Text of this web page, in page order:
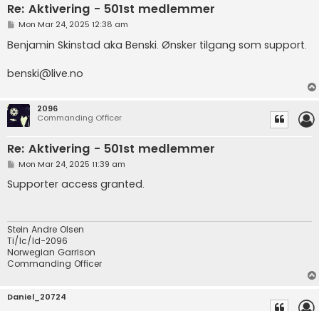
Re: Aktivering - 501st medlemmer
P
s
t
Mon Mar 24, 2025 12:38 am
Benjamin Skinstad aka Benski. Ønsker tilgang som support.
benski@live.no
2096
Commanding Officer
Re: Aktivering - 501st medlemmer
P
s
t
Mon Mar 24, 2025 11:39 am
Supporter access granted.
Stein Andre Olsen
Ti/Ic/Id-2096
Norwegian Garrison
Commanding Officer
Daniel_20724